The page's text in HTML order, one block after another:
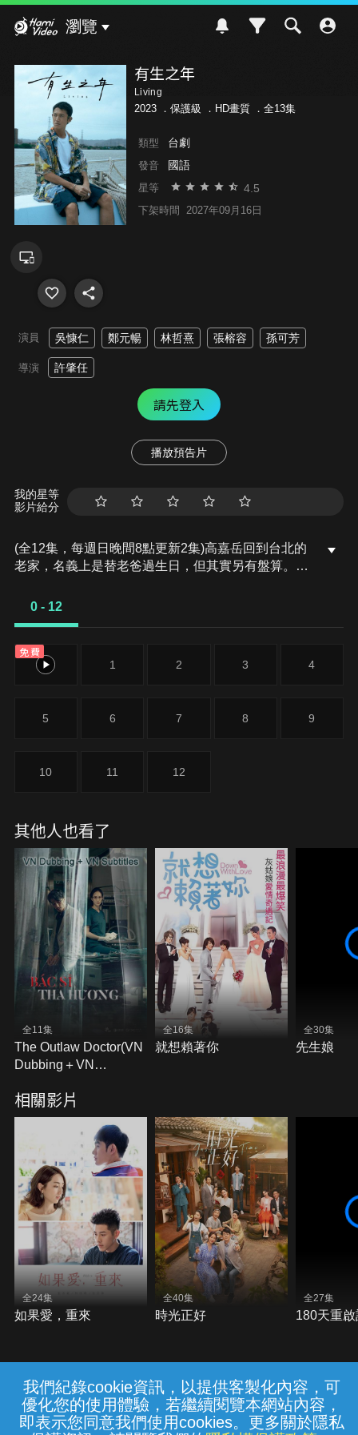
我們紀錄cookie資訊，以提供客製化內容，可
優化您的使用體驗，若繼續閱覽本網站內容，
即表示您同意我們使用cookies。更多關於隱私
瀏覽
有生之年
Living
2023 ． 保護級 ．HD畫質 ．全13集
類型 台劇
發音 國語
星等 4.5
下架時間 2027年09月16日
演員 吳慷仁 鄭元暢 林哲熹 張榕容 孫可芳
導演 許肇任
請先登入
播放預告片
我的星等
影片給分
(全12集，每週日晚間8點更新2集)高嘉岳回到台北的
老家，名義上是替老爸過生日，但其實另有盤算。這
弟弟嘉揚是高家的養子，與嘉岳年紀相仿，自有記憶
的不愉快記憶，他懶得比較，乾脆走了算了。高中畢
業後他離家念大學，地點越遠越好，最後他一路走到
0 - 12
免費
0 1 2 3 4
5 6 7 8 9
10 11 12
其他人也看了
全11集
The Outlaw Doctor(VN
Dubbing＋VN
全16集
就想賴著你
全30集
先生娘
相關影片
全24集
如果愛，重來
全40集
時光正好
全27集
180天重
常見問題 線上客服 服務條款 隱私權保護
{{notifyMsg}}